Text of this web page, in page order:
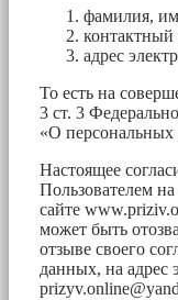
фамилия,
контактный
адрес
То есть на
3 ст. 3
«О
Настоящее
Пользователем
сайте
может быть
отзыве своего
данных, на адрес